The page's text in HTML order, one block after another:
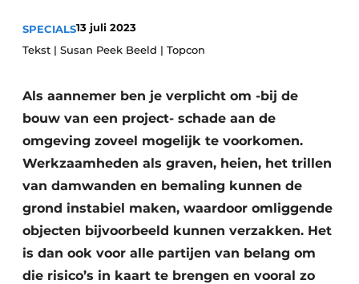
Duurzaamheid & Innovatie
Fundering
Kopen/Huren/Leasen
Sloop & Recycling
SPECIALS13 juli 2023
Tekst | Susan Peek Beeld | Topcon
Als aannemer ben je verplicht om -bij de
bouw van een project- schade aan de
omgeving zoveel mogelijk te voorkomen.
Werkzaamheden als graven, heien, het trillen
van damwanden en bemaling kunnen de
grond instabiel maken, waardoor omliggende
objecten bijvoorbeeld kunnen verzakken. Het
is dan ook voor alle partijen van belang om
die risico’s in kaart te brengen en vooral zo